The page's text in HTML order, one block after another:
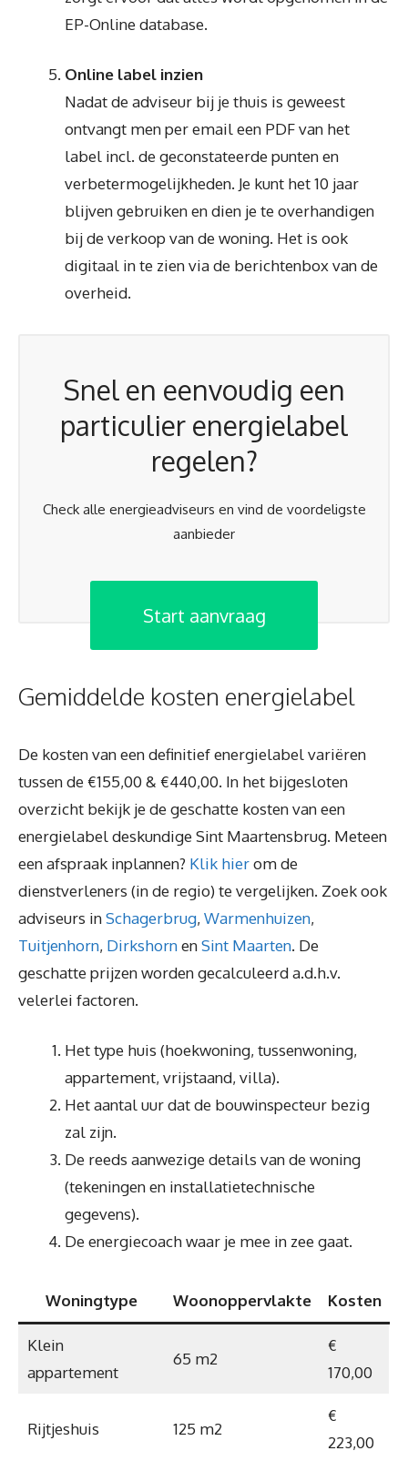
EP-Online database.
Online label inzien
Nadat de adviseur bij je thuis is geweest
ontvangt men per email een PDF van het
label incl. de geconstateerde punten en
verbetermogelijkheden. Je kunt het 10 jaar
blijven gebruiken en dien je te overhandigen
bij de verkoop van de woning. Het is ook
digitaal in te zien via de berichtenbox van de
overheid.
Snel en eenvoudig een
particulier energielabel
regelen?
Check alle energieadviseurs en vind de voordeligste
aanbieder
Start aanvraag
Gemiddelde kosten energielabel
De kosten van een definitief energielabel variëren
tussen de €155,00 & €440,00. In het bijgesloten
overzicht bekijk je de geschatte kosten van een
energielabel deskundige Sint Maartensbrug. Meteen
een afspraak inplannen? Klik hierom de
dienstverleners (in de regio) te vergelijken. Zoek ook
adviseurs inSchagerbrug, Warmenhuizen,
Tuitjenhorn, DirkshornenSint Maarten. De
geschatte prijzen worden gecalculeerd a.d.h.v.
velerlei factoren.
Het type huis (hoekwoning, tussenwoning,
appartement, vrijstaand, villa).
Het aantal uur dat de bouwinspecteur bezig
zal zijn.
De reeds aanwezige details van de woning
(tekeningen en installatietechnische
gegevens).
De energiecoach waar je mee in zee gaat.
Woningtype Woonoppervlakte Kosten
Klein
appartement
65 m2
€
170,00
Rijtjeshuis 125 m2
€
223,00